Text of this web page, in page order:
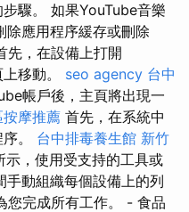
驟。 如果YouTube音樂
除應用程序緩存或刪除
先，在設備上打開
移動。 seo agency 台中
帳戶後，主頁將出現一
摩推薦 首先，在系統中
。 台中排毒養生館 新竹
示，使用受支持的工具或
手動組織每個設備上的列
您完成所有工作。 - 食品